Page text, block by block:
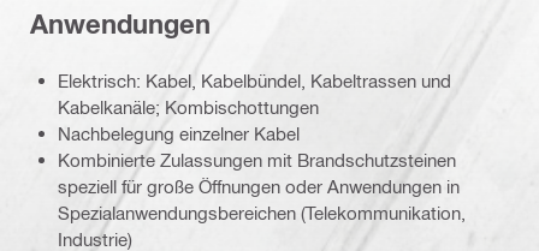
Anwendungen
Elektrisch: Kabel, Kabelbündel, Kabeltrassen und
Kabelkanäle; Kombischottungen
Nachbelegung einzelner Kabel
Kombinierte Zulassungen mit Brandschutzsteinen
speziell für große Öffnungen oder Anwendungen in
Spezialanwendungsbereichen (Telekommunikation,
Industrie)